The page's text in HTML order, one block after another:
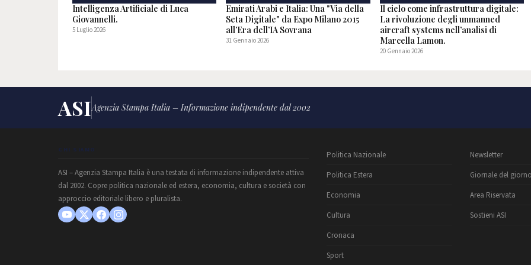
Intelligenza Artificiale di Luca
Giovannelli.
5 Luglio 2026
Emirati Arabi e Italia: Una "Via della
Seta Digitale" da Expo Milano 2015
all’Era dell’IA Sovrana
31 Gennaio 2026
Il cielo come infrastruttura digitale:
La rivoluzione degli unmanned
aircraft systems nell’analisi di
Marcella Lamon.
20 Gennaio 2026
ASIAgenzia Stampa Italia – Informazione indipendente dal 2002
CHI SIAMO
ASI – Agenzia Stampa Italia è una testata di informazione indipendente attiva
dal 2002. Copre politica nazionale ed estera, economia, cultura e società con
approccio editoriale libero e pluralista.
Politica Nazionale
Politica Estera
Economia
Cultura
Cronaca
Sport
Newsletter
Giornale del giorno
Area Riservata
Sostieni ASI